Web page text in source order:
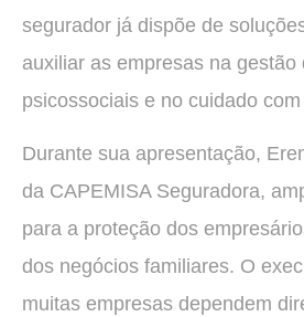
segurador já dispõe de
auxiliar as empresas na gestão
psicossociais e no cuidado
Durante sua apresentação,
da CAPEMISA Seguradora,
para a proteção dos
dos negócios familiares. O
muitas empresas dependem